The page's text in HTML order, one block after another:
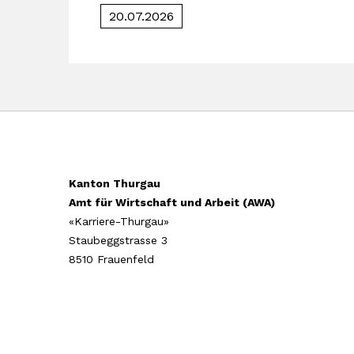
20.07.2026
Kanton Thurgau
Amt für Wirtschaft und Arbeit (AWA)
«Karriere-Thurgau»
Staubeggstrasse 3
8510 Frauenfeld